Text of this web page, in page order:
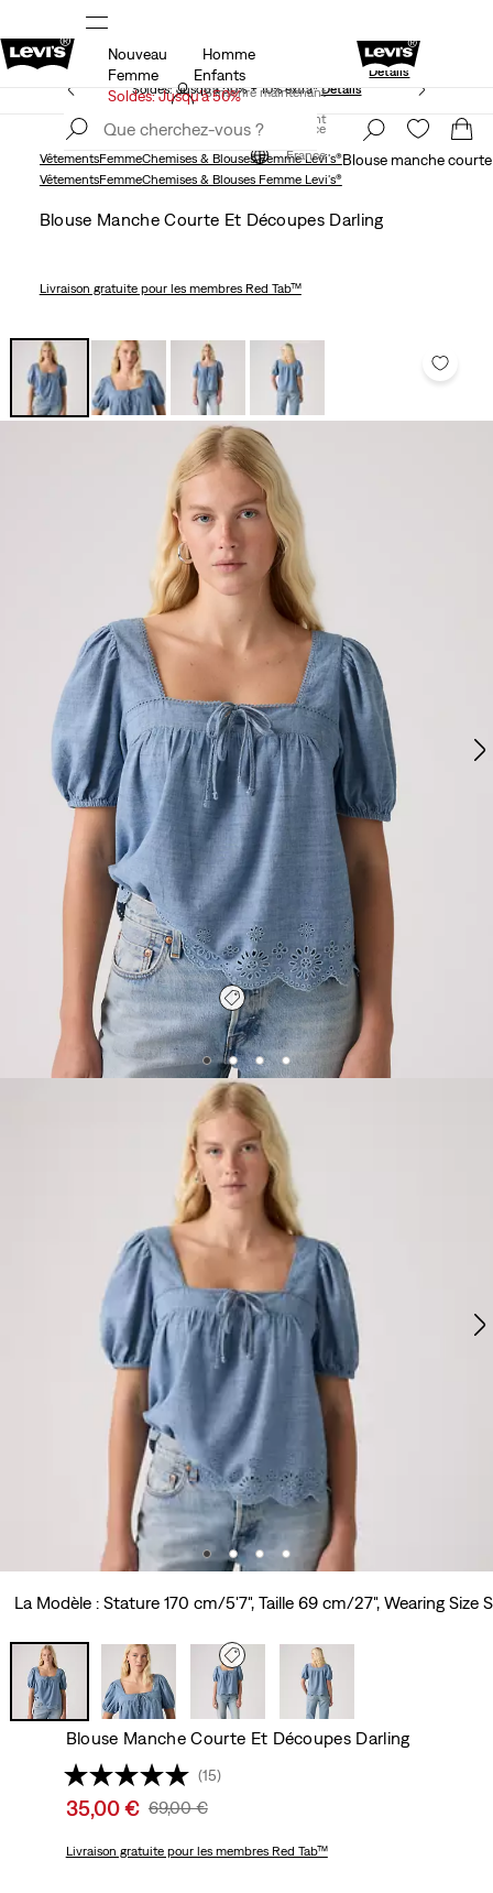
programme
Politique de livraison et de retours MISE À
Détails
S'inscrire maintenant
France
Nouveau
Homme
Femme
Enfants
Soldes: Jusqu’à 50%
Soldes: Jusqu’à 50% + 10% extra*Détails
S'inscrire maintenant
France
VêtementsFemmeChemises & Blouses Femme Levi's®Blouse manche
VêtementsFemmeChemises & Blouses Femme Levi's®
Blouse Manche Courte Et Découpes Darling
Livraison gratuitepour les membres Red Tab™
La Modèle : Stature 170 cm/5'7", Taille 69 cm/27", Wearing Size S
Blouse Manche Courte Et Découpes Darling
(15)
Sale
is
35,00 € Original
Was
69,00 €
Livraison gratuitepour les membres Red Tab™